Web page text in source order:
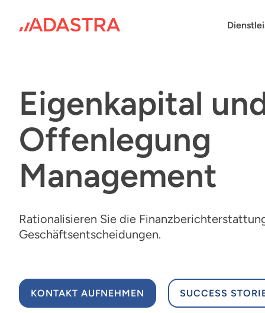
content
Eigenkapital
Offenlegung
Management
Rationalisieren Sie die
Geschäftsentscheidungen.
KONTAKT AUFNEHMEN SUCCESS